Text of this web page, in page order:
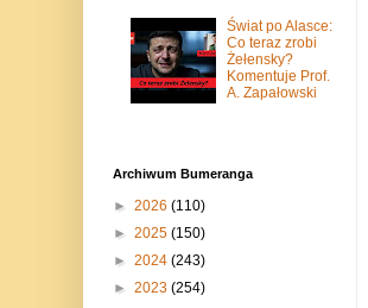
Świat po Alasce:
Co teraz zrobi
Żełensky?
Komentuje Prof.
A. Zapałowski
Archiwum Bumeranga
► 2026 (110)
► 2025 (150)
► 2024 (243)
► 2023 (254)